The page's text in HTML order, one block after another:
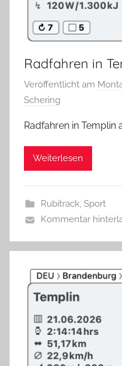
Radfahren in
Veröffentlicht am
Schering
Radfahren in Templin
Weiterlesen
Rubitrack, Sport
Kommentar